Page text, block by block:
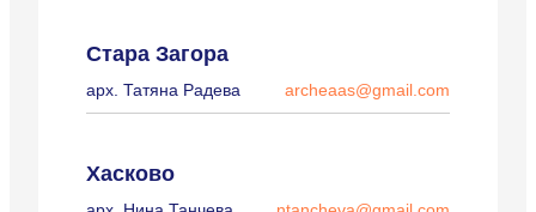
Стара Загора
арх. Татяна Радева archeaas@gmail.com
Хасково